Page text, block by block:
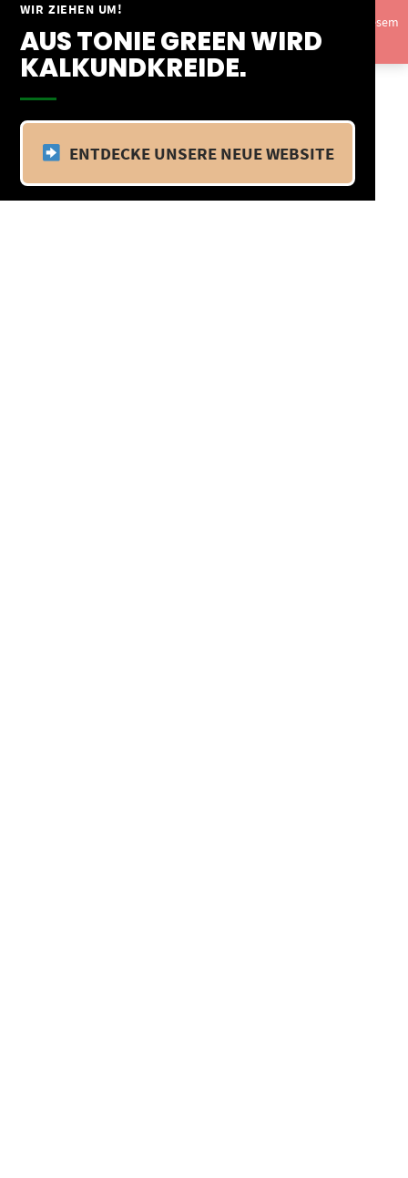
WIR ZIEHEN UM!
AUS TONIE GREEN WIRD
KALKUNDKREIDE.
ENTDECKE UNSERE NEUE WEBSITE
Springe
Inhalt
Vom 09.04.25 - 20.04.25 befinden wir uns im Betriebsurlaub. In diesem
Zeitraum findet kein Versand statt.Ausblenden